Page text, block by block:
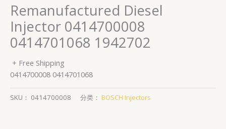
Remanufactured Diesel
Injector 0414700008
0414701068 1942702
+ Free Shipping
0414700008 0414701068
SKU： 0414700008 分类： BOSCH Injectors